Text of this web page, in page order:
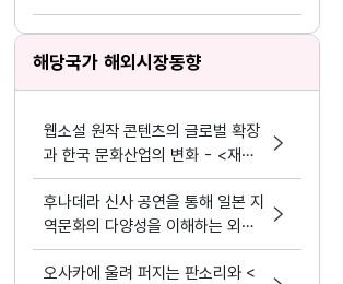
해당국가 해외시장동향
웹소설 원작 콘텐츠의 글로벌 확장
과 한국 문화산업의 변화 - <재혼
황후> 실사화 드라마
후나데라 신사 공연을 통해 일본 지
역문화의 다양성을 이해하는 외국
인 유학생들
오사카에 울려 퍼지는 판소리와 <